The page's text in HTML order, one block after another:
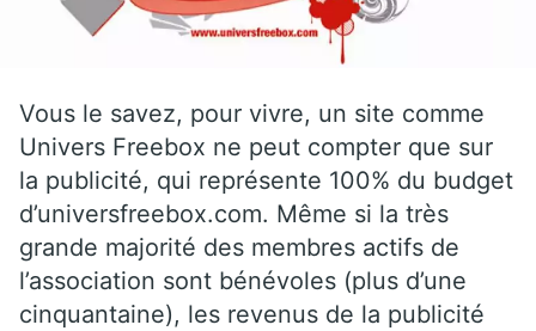
Vous le savez, pour vivre, un site comme
Univers Freebox ne peut compter que sur
la publicité, qui représente 100% du budget
d’universfreebox.com. Même si la très
grande majorité des membres actifs de
l’association sont bénévoles (plus d’une
cinquantaine), les revenus de la publicité